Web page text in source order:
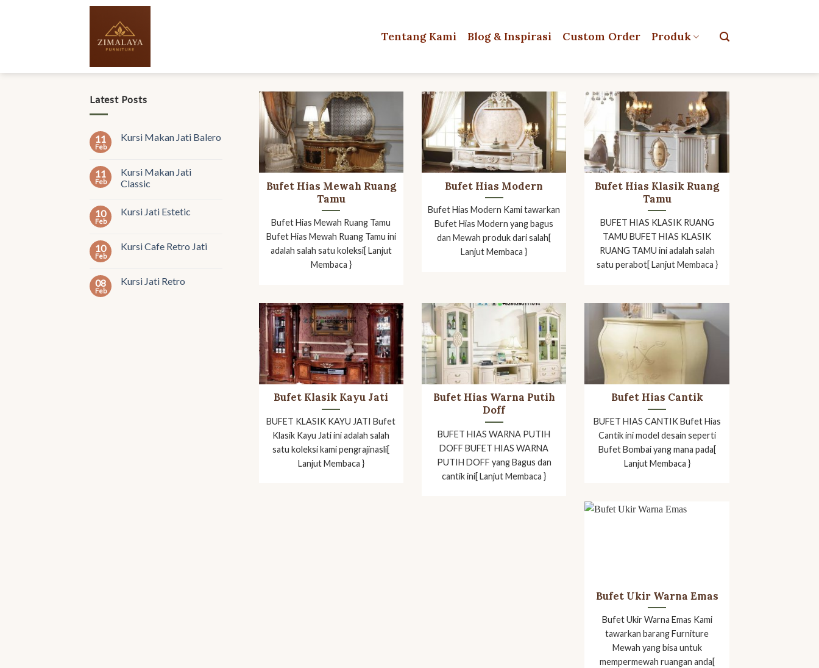
Tentang Kami Blog & Inspirasi Custom Order Produk
Latest Posts
11
Feb
Kursi Makan Jati Balero
11
Feb
Kursi Makan Jati
Classic
10
Feb
Kursi Jati Estetic
10
Feb
Kursi Cafe Retro Jati
08
Feb
Kursi Jati Retro
Bufet Hias Mewah Ruang
Tamu
Bufet Hias Mewah Ruang Tamu
Bufet Hias Mewah Ruang Tamu ini
adalah salah satu koleksi[ Lanjut
Membaca }
Bufet Hias Modern
Bufet Hias Modern Kami tawarkan
Bufet Hias Modern yang bagus
dan Mewah produk dari salah[
Lanjut Membaca }
Bufet Hias Klasik Ruang
Tamu
BUFET HIAS KLASIK RUANG
TAMU BUFET HIAS KLASIK
RUANG TAMU ini adalah salah
satu perabot[ Lanjut Membaca }
Bufet Klasik Kayu Jati
BUFET KLASIK KAYU JATI Bufet
Klasik Kayu Jati ini adalah salah
satu koleksi kami pengrajinasli[
Lanjut Membaca }
Bufet Hias Warna Putih
Doff
BUFET HIAS WARNA PUTIH
DOFF BUFET HIAS WARNA
PUTIH DOFF yang Bagus dan
cantik ini[ Lanjut Membaca }
Bufet Hias Cantik
BUFET HIAS CANTIK Bufet Hias
Cantik ini model desain seperti
Bufet Bombai yang mana pada[
Lanjut Membaca }
Bufet Ukir Warna Emas
Bufet Ukir Warna Emas Kami
tawarkan barang Furniture
Mewah yang bisa untuk
mempermewah ruangan anda[